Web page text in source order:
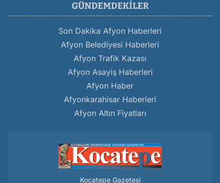
GÜNDEMDEKILER
Son Dakika Afyon Haberleri
Afyon Belediyesi Haberleri
Afyon Trafik Kazası
Afyon Asayiş Haberleri
Afyon Haber
Afyonkarahisar Haberleri
Afyon Altın Fiyatları
Kocatepe Gazetesi